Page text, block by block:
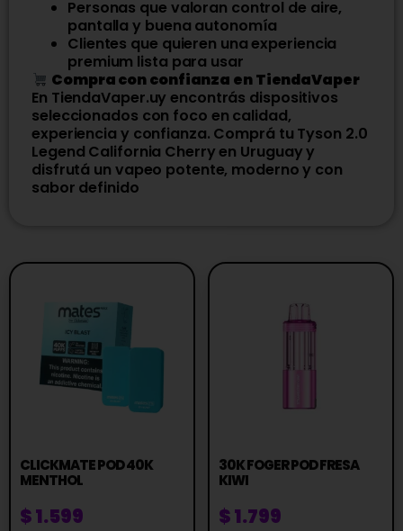
Personas que valoran control de aire,
pantalla y buena autonomía
Clientes que quieren una experiencia
premium lista para usar
Compra con confianza en TiendaVaper
En TiendaVaper.uy encontrás dispositivos
seleccionados con foco en calidad,
experiencia y confianza. Comprá tu Tyson 2.0
Legend California Cherry en Uruguay y
disfrutá un vapeo potente, moderno y con
sabor definido
CLICKMATE POD 40K
MENTHOL
$1.599
30K FOGER POD FRESA
KIWI
$1.799